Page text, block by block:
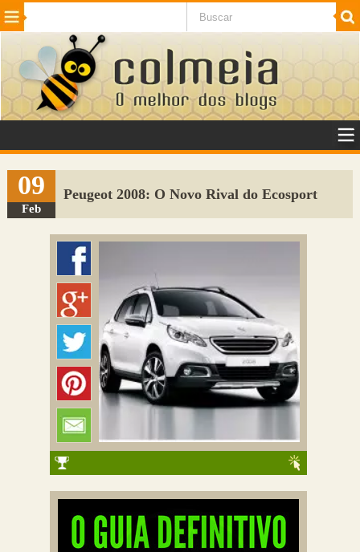
Beleza Cinema e TV
Internet Jogos NotÃ­cias SaÃºde
VeÃ­culos Adulto
Sugerir Link
Adicionar Blog
Colmeia Exchange
09
Feb
Peugeot 2008: O Novo Rival do Ecosport